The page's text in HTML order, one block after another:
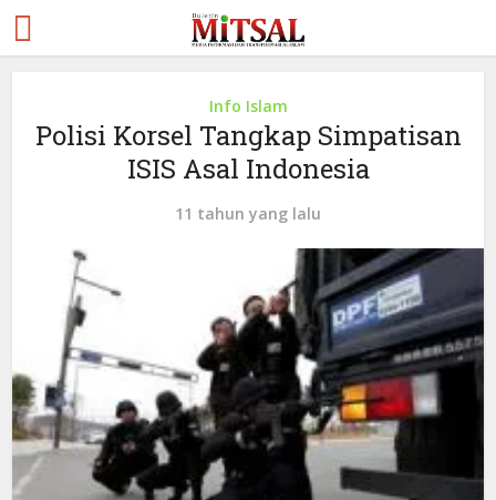
Info Islam
Polisi Korsel Tangkap Simpatisan
ISIS Asal Indonesia
11 tahun yang lalu